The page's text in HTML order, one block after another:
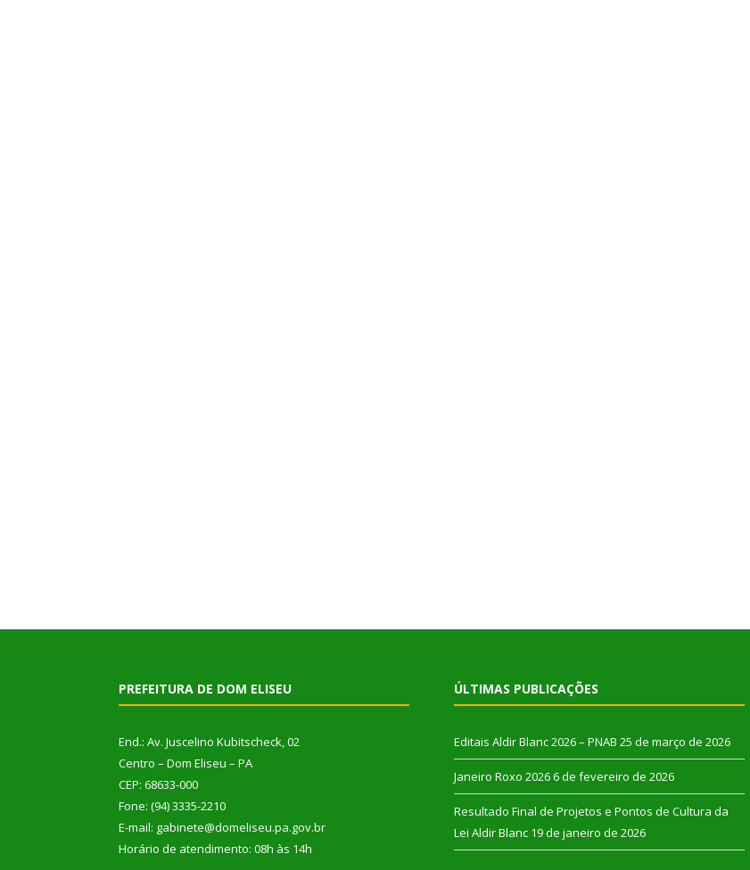
PREFEITURA DE DOM ELISEU
End.: Av. Juscelino Kubitscheck, 02
Centro – Dom Eliseu – PA
CEP: 68633-000
Fone: (94) 3335-2210
E-mail: gabinete@domeliseu.pa.gov.br
Horário de atendimento: 08h às 14h
ÚLTIMAS PUBLICAÇÕES
Editais Aldir Blanc 2026 – PNAB 25 de março de 2026
Janeiro Roxo 2026 6 de fevereiro de 2026
Resultado Final de Projetos e Pontos de Cultura da
Lei Aldir Blanc 19 de janeiro de 2026